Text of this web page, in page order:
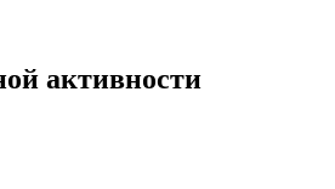
активности